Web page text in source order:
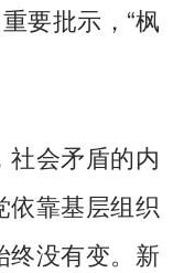
要批示，“枫
会矛盾的内
依靠基层组织
终没有变。新